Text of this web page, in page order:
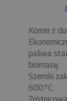
Komin z
paliwa
biomasę.
Szeroki
600°C.